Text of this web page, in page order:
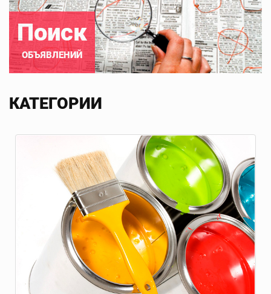
Поиск
ОБЪЯВЛЕНИЙ
КАТЕГОРИИ